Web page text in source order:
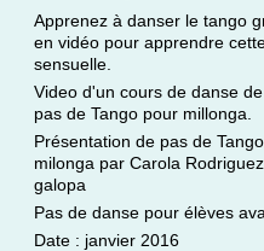
Apprenez à danser le tango
en vidéo pour apprendre
sensuelle.
Video d'un cours de danse
pas de Tango pour millonga.
Présentation de pas de
milonga par Carola
galopa
Pas de danse pour élèves
Date : janvier 2016